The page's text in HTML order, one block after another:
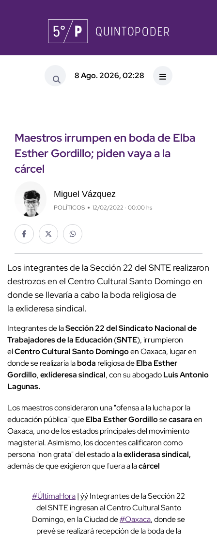
8 Ago. 2026, 02:28
Maestros irrumpen en boda de Elba
Esther Gordillo; piden vaya a la
cárcel
Miguel Vázquez
POLÍTICOS 12/02/2022 · 00:00 hs
Los integrantes de la Sección 22 del SNTE realizaron
destrozos en el Centro Cultural Santo Domingo en
donde se llevaría a cabo la boda religiosa de
la exlideresa sindical.
Integrantes de laSección 22 del Sindicato Nacional de
Trabajadores de la Educación(SNTE), irrumpieron
elCentro Cultural Santo Domingoen Oaxaca, lugar en
donde se realizaría laboda religiosa deElba Esther
Gordillo,exlíderesa sindical, con su abogadoLuis Antonio
Lagunas.
Los maestros consideraron una "ofensa a la lucha por la
educación pública" queElba Esther Gordillosecasaraen
Oaxaca, uno de los estados principales del movimiento
magisterial. Asimismo, los docentes calificaron como
persona "non grata" del estado a laexliderasa sindical,
además de que exigieron que fuera a lacárcel
#ÚltimaHora| ýý Integrantes de la Sección 22
del SNTE ingresan al Centro Cultural Santo
Domingo, en la Ciudad de#Oaxaca, donde se
prevé se realizará recepción de la boda de la